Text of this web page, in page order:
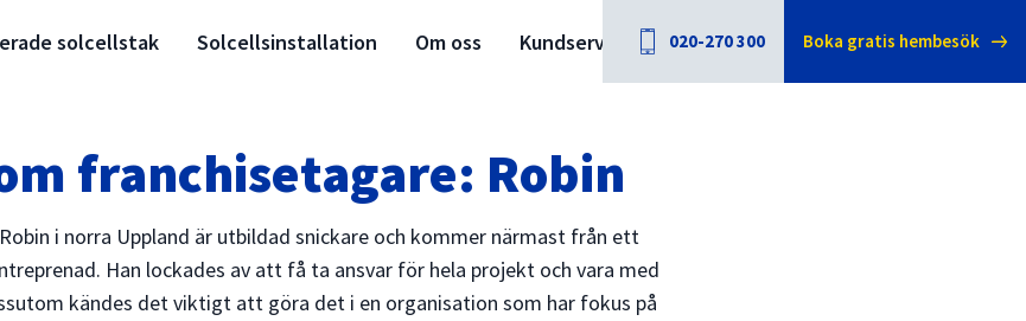
solcellstak Solcellsinstallation Om oss Kundservice 020-270 300 Boka gratis hembesök
franchisetagare: Robin
i norra Uppland är utbildad snickare och kommer närmast från ett
Han lockades av att få ta ansvar för hela projekt och vara med
kändes det viktigt att göra det i en organisation som har fokus på